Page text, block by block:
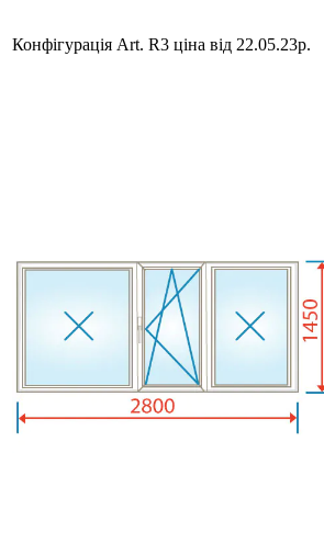
Конфігурація Art. R3 ціна від 22.05.23р.